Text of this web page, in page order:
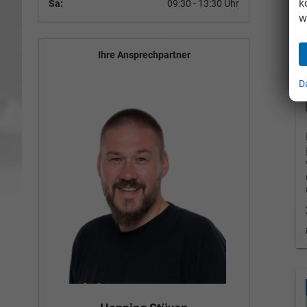
Sa:
09:30 - 13:30 Uhr
Ihre Ansprechpartner